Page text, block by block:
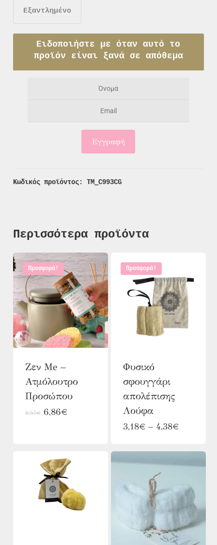
Εξαντλημένο
Ειδοποιήστε με όταν αυτό το
προϊόν είναι ξανά σε απόθεμα
Κωδικός προϊόντος: TM_C993CG
Περισσότερα προϊόντα
Προσφορά!
Ζεν Me –
Ατμόλουτρο
Προσώπου
8,57€ Original
6,86€Η
Προσφορά!
Φυσικό
σφουγγάρι
απολέπισης
Λούφα
3,18€ – 4,38€Price
4,38€
Αυτό
έχει
πολλαπλές
παραλλαγές.
επιλογές